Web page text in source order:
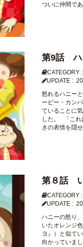
ついに仲間で
第9話 ハ
CATEGORY :
UPDATE :
怒れるハニー
ービー・カン
ていることに
した。 「これ
きの表情を隠
第８話
CATEGORY :
UPDATE :
ハニーの怒り
いたオレンジ
ヨ』）と似て
向かっていま